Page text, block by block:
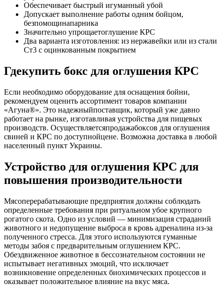
Обеспечивает быстрый игуманный убой
Допускает выполнение работы одним бойцом,
безпомощинапарника
Значительно упрощаетоглушение КРС
Два варианта изготовления: из нержавейки или из стали
Ст3 с оцинкованным покрытием
Гдекупить бокс для оглушения КРС
Если необходимо оборудование для оснащения бойни,
рекомендуем оценить ассортимент товаров компании
«Агуна®». Это надежныйпоставщик, который уже давно
работает на рынке, изготавливая устройства для пищевых
производств. Осуществляетсяпродажабоксов для оглушения
свиней и КРС по доступнойцене. Возможна доставка в любой
населенный пункт Украины.
Устройство для оглушения КРС для
повышения производительности
Мясоперерабатывающие предприятия должны соблюдать
определенные требования при ритуальном убое крупного
рогатого скота. Одно из условий — минимизация страданий
животного и недопущение выброса в кровь адреналина из-за
полученного стресса. Для этого используются гуманные
методы забоя с предварительным оглушением КРС.
Обездвиженное животное в бессознательном состоянии не
испытывает негативных эмоций, что исключает
возникновение определенных биохимических процессов и
оказывает положительное влияние на вкус мяса.